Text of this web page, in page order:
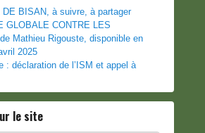
DE BISAN, à suivre, à partager
GLOBALE CONTRE LES
Mathieu Rigouste, disponible en
2025
: déclaration de l’ISM et appel à
le site